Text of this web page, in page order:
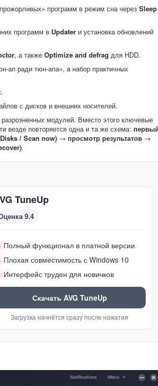
программ в режим сна через Sleep
программ в Updater и установка обновлений
, а также Optimize and defrag для HDD.
ап ради тюн-апа», а набор практичных
с дисков и внешних носителей.
модулей. Вместо этого ключевые
везде повторяется одна и та же схема:
/ Scan now) → просмотр результатов →
.
TuneUp
9.4
Полный функционал в платной версии
Плохая совместимость с Windows 10
Интерфейс труден для новичков
Скачать AVG TuneUp
Загрузка начнётся сразу после нажатия